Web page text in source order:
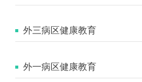
外三病区健康教育
外一病区健康教育